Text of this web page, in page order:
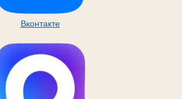
Вконтакте